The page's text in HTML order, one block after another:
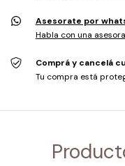
Asesorate por
Habla con una
Comprá y cancelá
Tu compra está